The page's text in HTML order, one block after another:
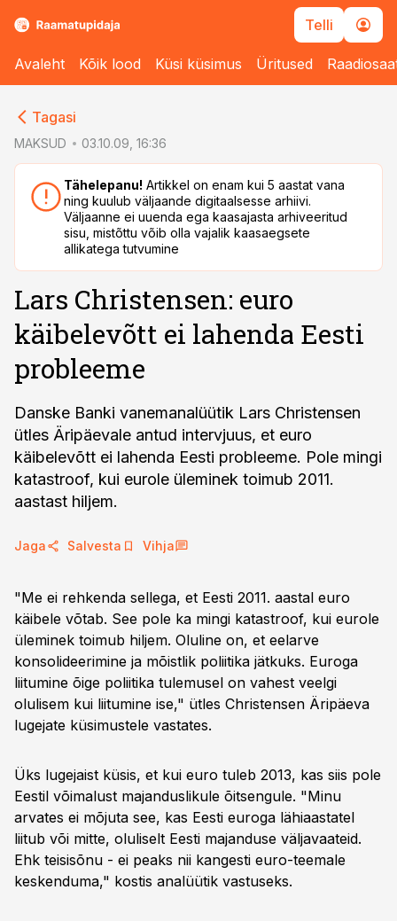
Telli
Avaleht Kõik lood Küsi küsimus Üritused
Tagasi
MAKSUD 03.10.09, 16:36
Tähelepanu! Artikkel on enam kui 5 aastat vana
ning kuulub väljaande digitaalsesse arhiivi.
Väljaanne ei uuenda ega kaasajasta arhiveeritud
sisu, mistõttu võib olla vajalik kaasaegsete
allikatega tutvumine
Lars Christensen: euro
käibelevõtt ei lahenda Eesti
probleeme
Danske Banki vanemanalüütik Lars Christensen
ütles Äripäevale antud intervjuus, et euro
käibelevõtt ei lahenda Eesti probleeme. Pole mingi
katastroof, kui eurole üleminek toimub 2011.
aastast hiljem.
Jaga Salvesta Vihja
"Me ei rehkenda sellega, et Eesti 2011. aastal euro
käibele võtab. See pole ka mingi katastroof, kui eurole
üleminek toimub hiljem. Oluline on, et eelarve
konsolideerimine ja mõistlik poliitika jätkuks. Euroga
liitumine õige poliitika tulemusel on vahest veelgi
olulisem kui liitumine ise," ütles Christensen Äripäeva
lugejate küsimustele vastates.
Üks lugejaist küsis, et kui euro tuleb 2013, kas siis pole
Eestil võimalust majanduslikule õitsengule. "Minu
arvates ei mõjuta see, kas Eesti euroga lähiaastatel
liitub või mitte, oluliselt Eesti majanduse väljavaateid.
Ehk teisisõnu - ei peaks nii kangesti euro-teemale
keskenduma," kostis analüütik vastuseks.